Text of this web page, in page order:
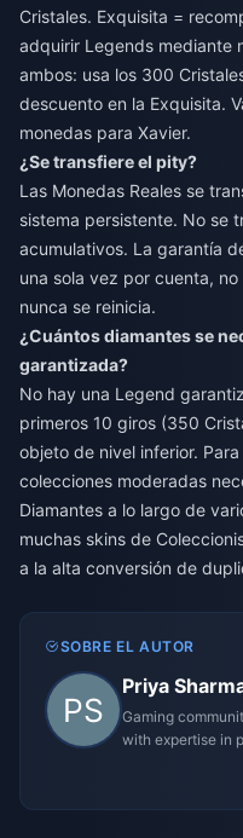
Cristales. Exquisita =
adquirir Legends mediante
ambos: usa los 300
descuento en la Exquisita.
monedas para Xavier.
¿Se transfiere el pity?
Las Monedas Reales se
sistema persistente. No se
acumulativos. La garantía
una sola vez por cuenta,
nunca se reinicia.
¿Cuántos diamantes se
garantizada?
No hay una Legend
primeros 10 giros (350
objeto de nivel inferior.
colecciones moderadas
Diamantes a lo largo de
muchas skins de
a la alta conversión de
SOBRE EL AUTOR
Priya
Gaming
with expertise in